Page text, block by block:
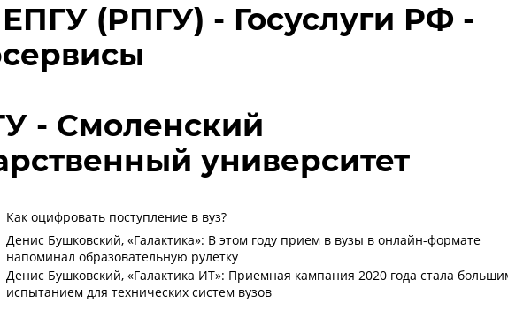
(РПГУ) - Госуслуги РФ -
- Смоленский
университет
Как оцифровать поступление в вуз?
Денис Бушковский, «Галактика»: В этом году прием в вузы в онлайн-формате
напоминал образовательную рулетку
Денис Бушковский, «Галактика ИТ»: Приемная кампания 2020 года стала
испытанием для технических систем вузов